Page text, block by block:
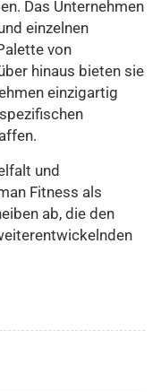
Das Unternehmen
einzelnen
von
hinaus bieten sie
einzigartig
und
Fitness als
ab, die den